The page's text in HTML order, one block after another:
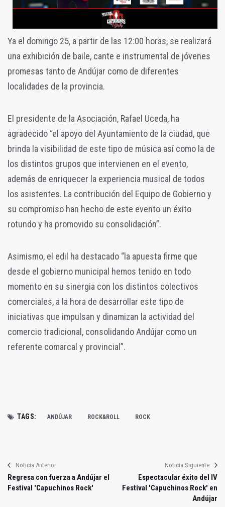
Ya el domingo 25, a partir de las 12:00 horas, se realizará
una exhibición de baile, cante e instrumental de jóvenes
promesas tanto de Andújar como de diferentes
localidades de la provincia.
El presidente de la Asociación, Rafael Uceda, ha
agradecido “el apoyo del Ayuntamiento de la ciudad, que
brinda la visibilidad de este tipo de música así como la de
los distintos grupos que intervienen en el evento,
además de enriquecer la experiencia musical de todos
los asistentes. La contribución del Equipo de Gobierno y
su compromiso han hecho de este evento un éxito
rotundo y ha promovido su consolidación”.
Asimismo, el edil ha destacado “la apuesta firme que
desde el gobierno municipal hemos tenido en todo
momento en su sinergia con los distintos colectivos
comerciales, a la hora de desarrollar este tipo de
iniciativas que impulsan y dinamizan la actividad del
comercio tradicional, consolidando Andújar como un
referente comarcal y provincial”.
TAGS: ANDÚJAR ROCK&ROLL ROCK
Noticia Anterior
Regresa con fuerza a Andújar el
Festival 'Capuchinos Rock'
Noticia Siguiente
Espectacular éxito del IV
Festival 'Capuchinos Rock' en
Andújar